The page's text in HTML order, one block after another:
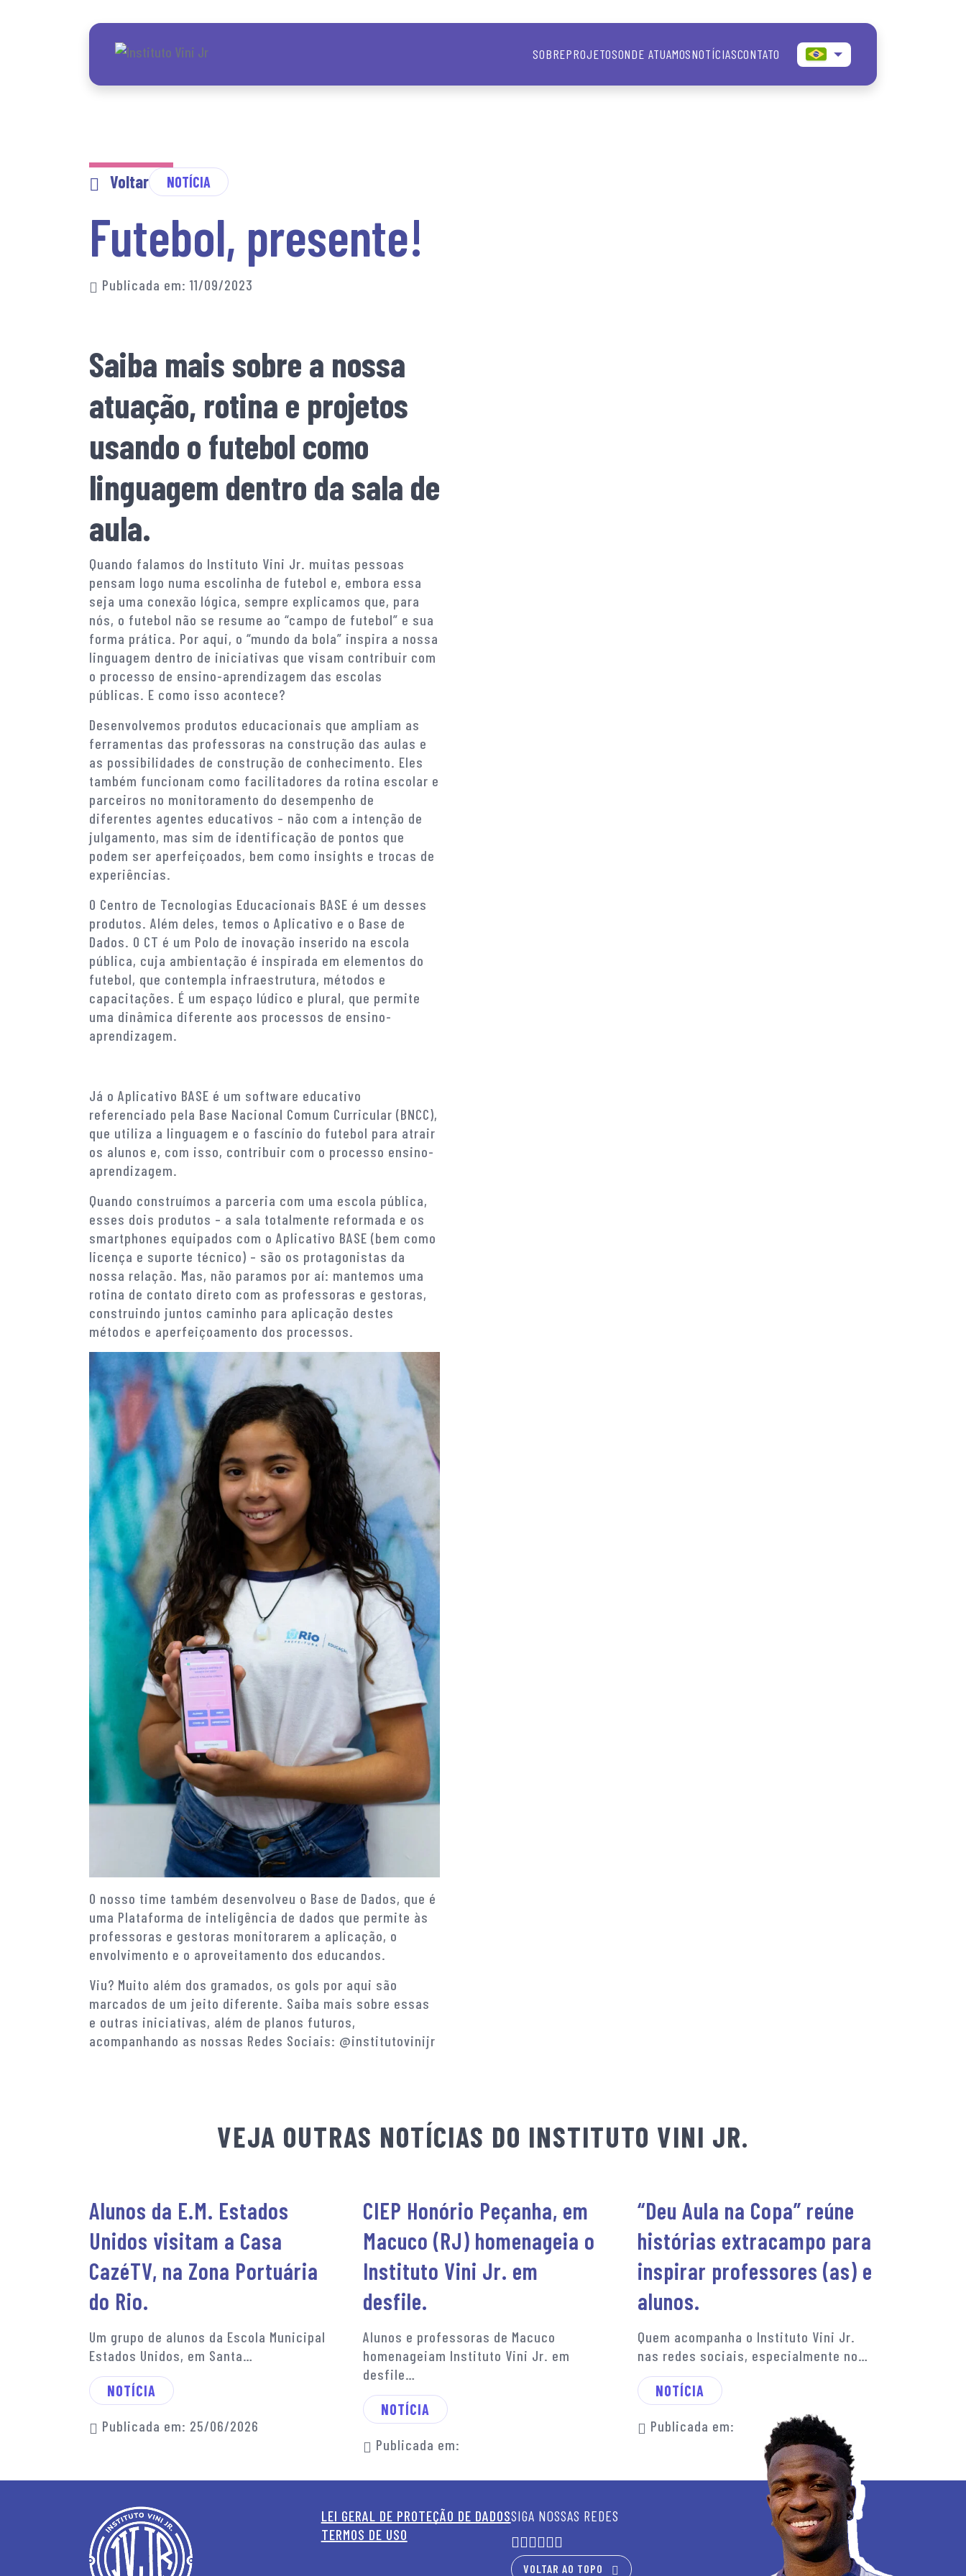
SOBREPROJETOSONDE ATUAMOSNOTÍCIASCONTATO
Voltar NOTÍCIA
Futebol, presente!
Publicada em: 11/09/2023
Saiba mais sobre a nossa
atuação, rotina e projetos
usando o futebol como
linguagem dentro da sala de
aula.
Quando falamos do Instituto Vini Jr. muitas pessoas
pensam logo numa escolinha de futebol e, embora essa
seja uma conexão lógica, sempre explicamos que, para
nós, o futebol não se resume ao “campo de futebol” e sua
forma prática. Por aqui, o “mundo da bola” inspira a nossa
linguagem dentro de iniciativas que visam contribuir com
o processo de ensino-aprendizagem das escolas
públicas. E como isso acontece?
Desenvolvemos produtos educacionais que ampliam as
ferramentas das professoras na construção das aulas e
as possibilidades de construção de conhecimento. Eles
também funcionam como facilitadores da rotina escolar e
parceiros no monitoramento do desempenho de
diferentes agentes educativos – não com a intenção de
julgamento, mas sim de identificação de pontos que
podem ser aperfeiçoados, bem como insights e trocas de
experiências.
O Centro de Tecnologias Educacionais BASE é um desses
produtos. Além deles, temos o Aplicativo e o Base de
Dados. O CT é um Polo de inovação inserido na escola
pública, cuja ambientação é inspirada em elementos do
futebol, que contempla infraestrutura, métodos e
capacitações. É um espaço lúdico e plural, que permite
uma dinâmica diferente aos processos de ensino-
aprendizagem.
Já o Aplicativo BASE é um software educativo
referenciado pela Base Nacional Comum Curricular (BNCC),
que utiliza a linguagem e o fascínio do futebol para atrair
os alunos e, com isso, contribuir com o processo ensino-
aprendizagem.
Quando construímos a parceria com uma escola pública,
esses dois produtos – a sala totalmente reformada e os
smartphones equipados com o Aplicativo BASE (bem como
licença e suporte técnico) – são os protagonistas da
nossa relação. Mas, não paramos por aí: mantemos uma
rotina de contato direto com as professoras e gestoras,
construindo juntos caminho para aplicação destes
métodos e aperfeiçoamento dos processos.
O nosso time também desenvolveu o Base de Dados, que é
uma Plataforma de inteligência de dados que permite às
professoras e gestoras monitorarem a aplicação, o
envolvimento e o aproveitamento dos educandos.
Viu? Muito além dos gramados, os gols por aqui são
marcados de um jeito diferente. Saiba mais sobre essas
e outras iniciativas, além de planos futuros,
acompanhando as nossas Redes Sociais: @institutovinijr
VEJA OUTRAS NOTÍCIAS DO INSTITUTO VINI JR.
Alunos da E.M. Estados
Unidos visitam a Casa
CazéTV, na Zona Portuária
do Rio.
Um grupo de alunos da Escola Municipal
Estados Unidos, em Santa…
NOTÍCIA
Publicada em: 25/06/2026
CIEP Honório Peçanha, em
Macuco (RJ) homenageia o
Instituto Vini Jr. em
desfile.
Alunos e professoras de Macuco
homenageiam Instituto Vini Jr. em
desfile…
NOTÍCIA
Publicada em:
“Deu Aula na Copa” reúne
histórias extracampo para
inspirar professores (as) e
alunos.
Quem acompanha o Instituto Vini Jr.
nas redes sociais, especialmente no…
NOTÍCIA
Publicada em:
LEI GERAL DE PROTEÇÃO DE DADOS
TERMOS DE USO
SIGA NOSSAS REDES
VOLTAR AO TOPO